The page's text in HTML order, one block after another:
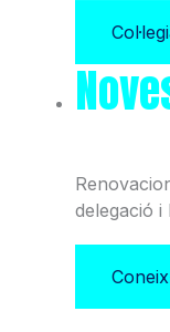
delegació i